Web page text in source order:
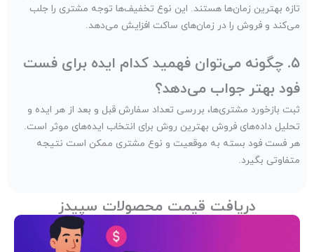
تازه بهترین زمان‌ها هستند. این نوع تخفیف‌ها توجه مشتری‌ را جلب
می‌کند و فروش را در زمان‌های ساکت افزایش می‌دهد.
۵. چگونه می‌توان فهمید کدام ایده برای فست
فود بهتر جواب می‌دهد؟
ثبت بازخورد مشتری‌ها، بررسی تعداد سفارش‌ قبل و بعد از هر ایده و
تحلیل داده‌های فروش بهترین روش برای انتخاب ایده‌های موثر است.
هر فست فود بسته به موقعیت و نوع مشتری ممکن است نتیجه
متفاوتی بگیرد.
دریافت قیمت محصولات سپیدز